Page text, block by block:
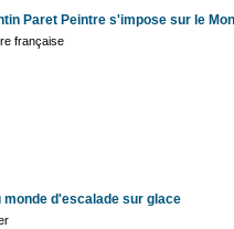
Paret Peintre s'impose sur le
française
monde d'escalade sur glace